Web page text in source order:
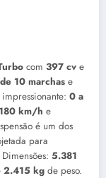
com 397 cv e
10 marchas e
0 a
180 km/h e
é um dos
para
5.381
2.415 kg de peso.